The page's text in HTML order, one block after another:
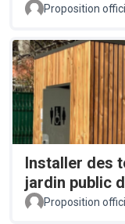
Proposition
Installer des
jardin public
Proposition